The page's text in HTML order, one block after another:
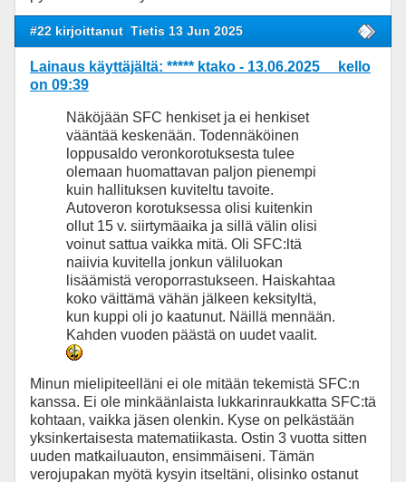
#22 kirjoittanut Tietis 13 Jun 2025
Lainaus käyttäjältä: ***** ktako - 13.06.2025 kello
on 09:39
Näköjään SFC henkiset ja ei henkiset
vääntää keskenään. Todennäköinen
loppusaldo veronkorotuksesta tulee
olemaan huomattavan paljon pienempi
kuin hallituksen kuviteltu tavoite.
Autoveron korotuksessa olisi kuitenkin
ollut 15 v. siirtymäaika ja sillä välin olisi
voinut sattua vaikka mitä. Oli SFC:ltä
naiivia kuvitella jonkun väliluokan
lisäämistä veroporrastukseen. Haiskahtaa
koko väittämä vähän jälkeen keksityltä,
kun kuppi oli jo kaatunut. Näillä mennään.
Kahden vuoden päästä on uudet vaalit.
Minun mielipiteelläni ei ole mitään tekemistä SFC:n
kanssa. Ei ole minkäänlaista lukkarinraukkatta SFC:tä
kohtaan, vaikka jäsen olenkin. Kyse on pelkästään
yksinkertaisesta matematiikasta. Ostin 3 vuotta sitten
uuden matkailuauton, ensimmäiseni. Tämän
verojupakan myötä kysyin itseltäni, olisinko ostanut